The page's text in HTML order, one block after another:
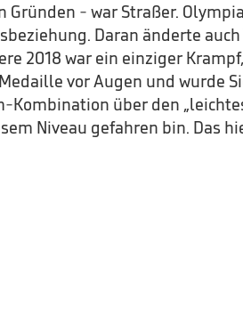
- war Straßer.
Daran änderte
2018 war ein einziger
vor Augen und wurde
Kombination über den
Niveau gefahren bin. Das